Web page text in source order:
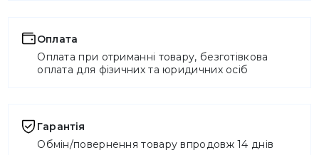
Оплата
Оплата при отриманні товару, безготівкова
оплата для фізичних та юридичних осіб
Гарантія
Обмін/повернення товару впродовж 14 днів